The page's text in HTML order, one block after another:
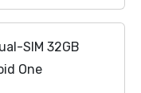
SIM 32GB
One